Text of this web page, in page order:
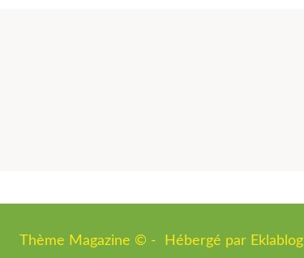
Thème Magazine © - Hébergé par Eklablog